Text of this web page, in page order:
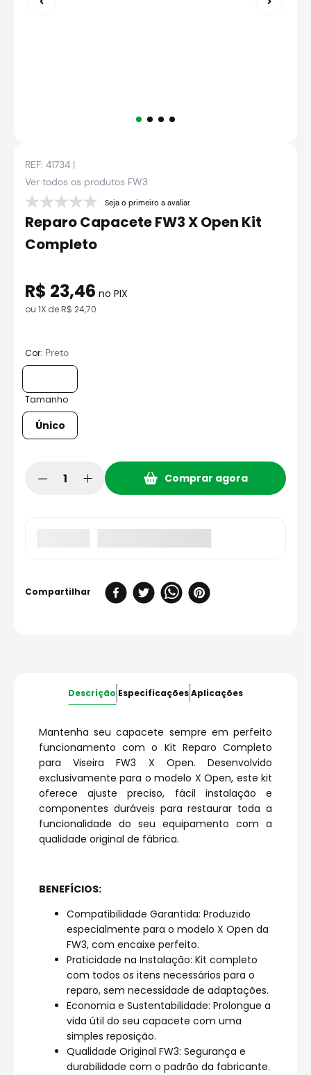
REF: 41734 |
Ver todos os produtos FW3
Seja o primeiro a avaliar
Reparo Capacete FW3 X Open Kit
Completo
R$ 23,46 no PIX
ou 1X deR$ 24,70
Cor: Preto
Tamanho
Único
Comprar agora
Descrição EspecificaçõesAplicações
Mantenha seu capacete sempre em perfeito
funcionamento com o Kit Reparo Completo
para Viseira FW3 X Open. Desenvolvido
exclusivamente para o modelo X Open, este kit
oferece ajuste preciso, fácil instalação e
componentes duráveis para restaurar toda a
funcionalidade do seu equipamento com a
qualidade original de fábrica.
BENEFÍCIOS:
Compatibilidade Garantida: Produzido
especialmente para o modelo X Open da
FW3, com encaixe perfeito.
Praticidade na Instalação: Kit completo
com todos os itens necessários para o
reparo, sem necessidade de adaptações.
Economia e Sustentabilidade: Prolongue a
vida útil do seu capacete com uma
simples reposição.
Qualidade Original FW3: Segurança e
durabilidade com o padrão da fabricante.